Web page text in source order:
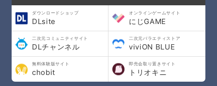
ダウンロードショップ
DLsite
オンラインゲームサイト
にじGAME
二次元コミュニティサイト
DLチャンネル
二次元バラエティストア
viviON BLUE
無料体験版サイト
chobit
即売会取り置きサイト
トリオキニ